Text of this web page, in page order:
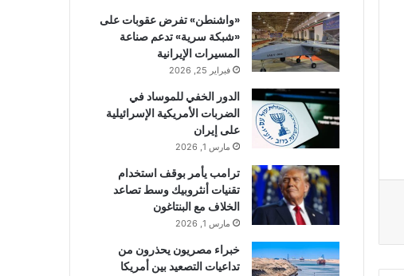
«واشنطن» تفرض عقوبات على
«شبكة سرية» تدعم صناعة
المسيرات الإيرانية
فبراير 25, 2026
الدور الخفي للموساد في
الضربات الأمريكية الإسرائيلية
على إيران
مارس 1, 2026
ترامب يأمر بوقف استخدام
تقنيات أنثروبيك وسط تصاعد
الخلاف مع البنتاغون
مارس 1, 2026
خبراء مصريون يحذرون من
تداعيات التصعيد بين أمريكا